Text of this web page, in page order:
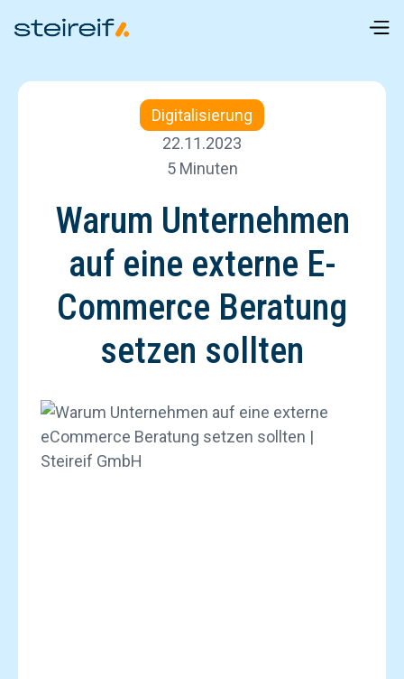
Digitalisierung
22.11.2023
5 Minuten
Warum Unternehmen
auf eine externe E-
Commerce Beratung
setzen sollten